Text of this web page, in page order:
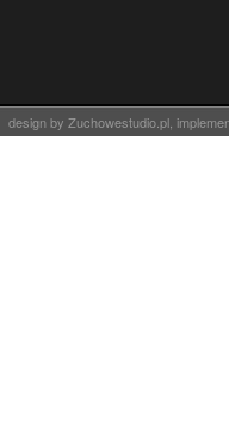
design by Zuchowestudio.pl ,